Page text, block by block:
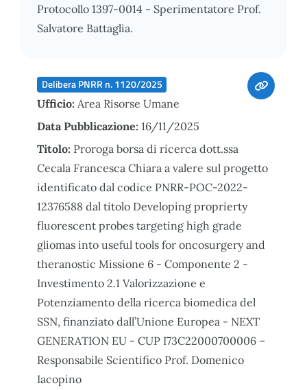
Protocollo 1397-0014 - Sperimentatore Prof.
Salvatore Battaglia.
Delibera PNRR n. 1120/2025
Ufficio: Area Risorse Umane
Data Pubblicazione: 16/11/2025
Titolo: Proroga borsa di ricerca dott.ssa
Cecala Francesca Chiara a valere sul progetto
identificato dal codice PNRR-POC-2022-
12376588 dal titolo Developing proprierty
fluorescent probes targeting high grade
gliomas into useful tools for oncosurgery and
theranostic Missione 6 - Componente 2 -
Investimento 2.1 Valorizzazione e
Potenziamento della ricerca biomedica del
SSN, finanziato dall’Unione Europea - NEXT
GENERATION EU - CUP I73C22000700006 –
Responsabile Scientifico Prof. Domenico
Iacopino